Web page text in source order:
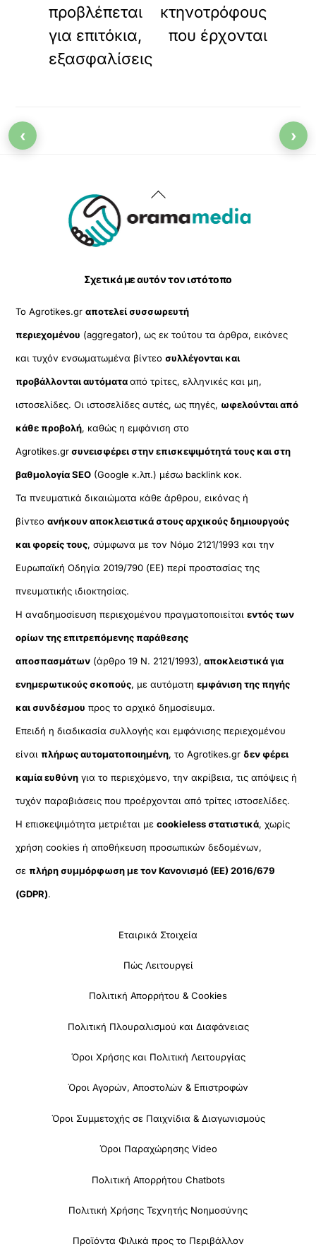
προβλέπεται
για επιτόκια,
εξασφαλίσεις
κτηνοτρόφους
που έρχονται
Back
To
Σχετικά με αυτόν τον ιστότοπο
Το Agrotikes.grαποτελεί συσσωρευτή
περιεχομένου (aggregator), ως εκ τούτου τα άρθρα, εικόνες
και τυχόν ενσωματωμένα βίντεοσυλλέγονται και
προβάλλονται αυτόματααπό τρίτες, ελληνικές και μη,
ιστοσελίδες. Οι ιστοσελίδες αυτές, ως πηγές, ωφελούνται από
κάθε προβολή, καθώς η εμφάνιση στο
Agrotikes.grσυνεισφέρει στην επισκεψιμότητά τους και στη
βαθμολογία SEO (Google κ.λπ.) μέσω backlink κοκ.
Τα πνευματικά δικαιώματα κάθε άρθρου, εικόνας ή
βίντεοανήκουν αποκλειστικά στους αρχικούς δημιουργούς
και φορείς τους, σύμφωνα με τον Νόμο 2121/1993 και την
Ευρωπαϊκή Οδηγία 2019/790 (ΕΕ) περί προστασίας της
πνευματικής ιδιοκτησίας.
Η αναδημοσίευση περιεχομένου πραγματοποιείταιεντός των
ορίων της επιτρεπόμενης παράθεσης
αποσπασμάτων (άρθρο 19 Ν. 2121/1993), αποκλειστικά για
ενημερωτικούς σκοπούς, με αυτόματηεμφάνιση της πηγής
και συνδέσμου προς το αρχικό δημοσίευμα.
Επειδή η διαδικασία συλλογής και εμφάνισης περιεχομένου
είναιπλήρως αυτοματοποιημένη, το Agrotikes.gr δεν φέρει
καμία ευθύνη για το περιεχόμενο, την ακρίβεια, τις απόψεις ή
τυχόν παραβιάσεις που προέρχονται από τρίτες ιστοσελίδες.
Η επισκεψιμότητα μετριέται μεcookieless στατιστικά, χωρίς
χρήση cookies ή αποθήκευση προσωπικών δεδομένων,
σεπλήρη συμμόρφωση με τον Κανονισμό (ΕΕ) 2016/679
(GDPR).
Εταιρικά Στοιχεία
Πώς Λειτουργεί
Πολιτική Απορρήτου & Cookies
Πολιτική Πλουραλισμού και Διαφάνειας
Όροι Χρήσης και Πολιτική Λειτουργίας
Όροι Αγορών, Αποστολών & Επιστροφών
Όροι Συμμετοχής σε Παιχνίδια & Διαγωνισμούς
Όροι Παραχώρησης Video
Πολιτική Απορρήτου Chatbots
Πολιτική Χρήσης Τεχνητής Νοημοσύνης
Προϊόντα Φιλικά προς το Περιβάλλον
‹ ›